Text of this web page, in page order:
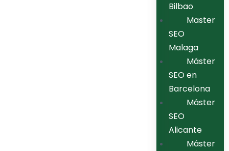
Bilbao
Master
SEO
Malaga
Máster
SEO en
Barcelona
Máster
SEO
Alicante
Máster